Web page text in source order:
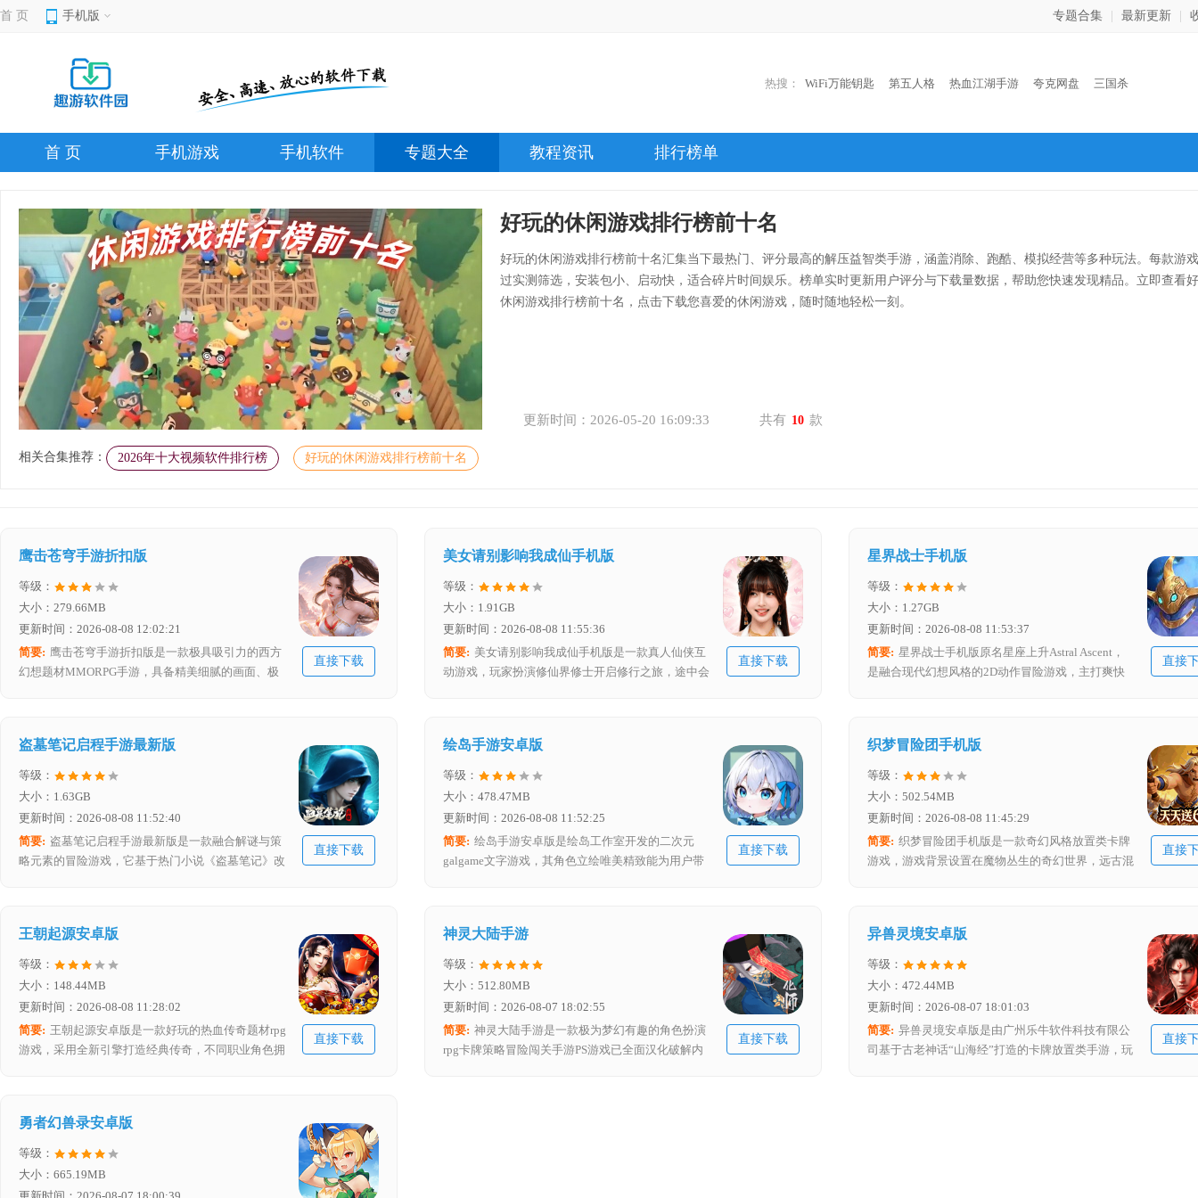
首 页 手机版 专题合集 最新更新
热搜： WiFi万能钥匙 第五人格 热血江湖手游 夸克网盘 三国杀
首 页 手机游戏 手机软件 专题大全 教程资讯 排行榜单
好玩的休闲游戏排行榜前十名
好玩的休闲游戏排行榜前十名汇集当下最热门、评分最高的解压益智类手游，涵盖消除、跑酷、模拟经营等多种玩法。每款游
过实测筛选，安装包小、启动快，适合碎片时间娱乐。榜单实时更新用户评分与下载量数据，帮助您快速发现精品。立即查看
休闲游戏排行榜前十名，点击下载您喜爱的休闲游戏，随时随地轻松一刻。
更新时间：2026-05-20 16:09:33 共有 10 款
相关合集推荐： 2026年十大视频软件排行榜 好玩的休闲游戏排行榜前十名
鹰击苍穹手游折扣版
等级：
大小：279.66MB
更新时间：2026-08-08 12:02:21
直接下载
简要: 鹰击苍穹手游折扣版是一款极具吸引力的西方
幻想题材MMORPG手游，具备精美细腻的画面、极
以及公会建设与争霸等玩法中寻得属于自己的游戏乐
趣
美女请别影响我成仙手机版
等级：
大小：1.91GB
更新时间：2026-08-08 11:55:36
直接下载
简要: 美女请别影响我成仙手机版是一款真人仙侠互
动游戏，玩家扮演修仙界修士开启修行之旅，途中会
颜谈情说爱，为玩家带来丰富多样的仙侠体验。
星界战士手机版
等级：
大小：1.27GB
更新时间：2026-08-08 11:53:37
直接
简要: 星界战士手机版原名星座上升Astral Ascent，
是融合现代幻想风格的2D动作冒险游戏，主打爽快
名强大的守卫者正严密把守着各个领域，带来充满挑
战与惊喜的游戏体验。
盗墓笔记启程手游最新版
等级：
大小：1.63GB
更新时间：2026-08-08 11:52:40
直接下载
简要: 盗墓笔记启程手游最新版是一款融合解谜与策
略元素的冒险游戏，它基于热门小说《盗墓笔记》改
受盗墓世界的神秘与惊险。
绘岛手游安卓版
等级：
大小：478.47MB
更新时间：2026-08-08 11:52:25
直接下载
简要: 绘岛手游安卓版是绘岛工作室开发的二次元
galgame文字游戏，其角色立绘唯美精致能为用户带
同结局，可让玩家收获不一样的游戏体验 。
织梦冒险团手机版
等级：
大小：502.54MB
更新时间：2026-08-08 11:45:29
直接
简要: 织梦冒险团手机版是一款奇幻风格放置类卡牌
游戏，游戏背景设置在魔物丛生的奇幻世界，远古混
未知的世界展开一场扣人心弦的冒险之旅。
王朝起源安卓版
等级：
大小：148.44MB
更新时间：2026-08-08 11:28:02
直接下载
简要: 王朝起源安卓版是一款好玩的热血传奇题材rpg
游戏，采用全新引擎打造经典传奇，不同职业角色拥
情打怪boss、探索更多地图，让玩家玩起来热血感十
足
神灵大陆手游
等级：
大小：512.80MB
更新时间：2026-08-07 18:02:55
直接下载
简要: 神灵大陆手游是一款极为梦幻有趣的角色扮演
rpg卡牌策略冒险闯关手游PS游戏已全面汉化破解内
异兽灵境安卓版
等级：
大小：472.44MB
更新时间：2026-08-07 18:01:03
直接
简要: 异兽灵境安卓版是由广州乐牛软件科技有限公
司基于古老神话“山海经”打造的卡牌放置类手游，玩
勇者幻兽录安卓版
等级：
大小：665.19MB